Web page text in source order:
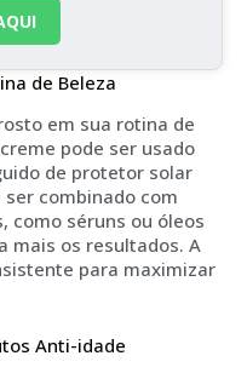
de Beleza
em sua rotina de
pode ser usado
de protetor solar
combinado com
como séruns ou óleos
mais os resultados. A
para maximizar
Anti-idade